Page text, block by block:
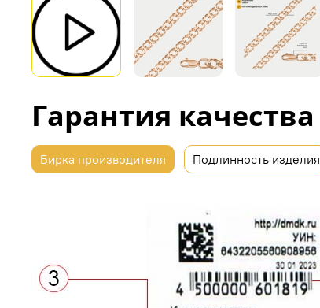
Гарантия качества
Бирка производителя Подлинность изделия